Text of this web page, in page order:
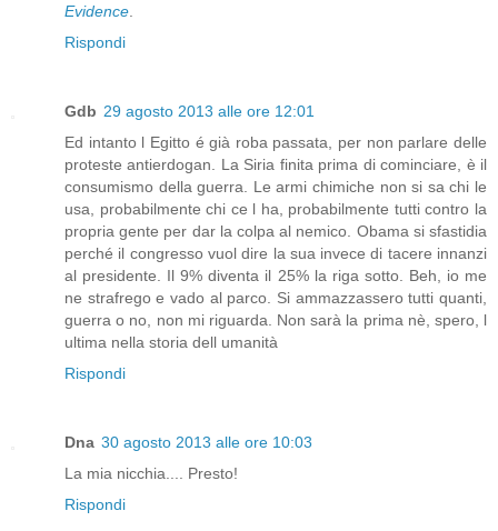
Evidence
Rispondi
Gdb 29 agosto 2013 alle ore 12:01
Ed intanto l Egitto é già roba passata, per non parlare delle
proteste antierdogan. La Siria finita prima di cominciare, è il
consumismo della guerra. Le armi chimiche non si sa chi le
usa, probabilmente chi ce l ha, probabilmente tutti contro la
propria gente per dar la colpa al nemico. Obama si sfastidia
perché il congresso vuol dire la sua invece di tacere innanzi
al presidente. Il 9% diventa il 25% la riga sotto. Beh, io me
ne strafrego e vado al parco. Si ammazzassero tutti quanti,
guerra o no, non mi riguarda. Non sarà la prima nè, spero, l
ultima nella storia dell umanità
Rispondi
Dna 30 agosto 2013 alle ore 10:03
La mia nicchia.... Presto!
Rispondi